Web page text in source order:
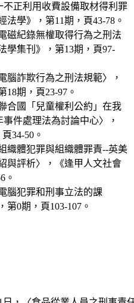
正利用收費設備取材得利罪
學》，第11期，頁43-78。
磁紀錄無權取得行為之刑法
學集刊》，第13期，頁97-
腦詐欺行為之刑法規範〉，
18期，頁23-97。
合國「兒童權利公約」在我
件處理法為討論中心〉，
34-50。
織體犯罪與組織體罪責--英美
與評析〉，《逢甲人文社會
。
腦犯罪和刑事立法的課
0期，頁103-107。